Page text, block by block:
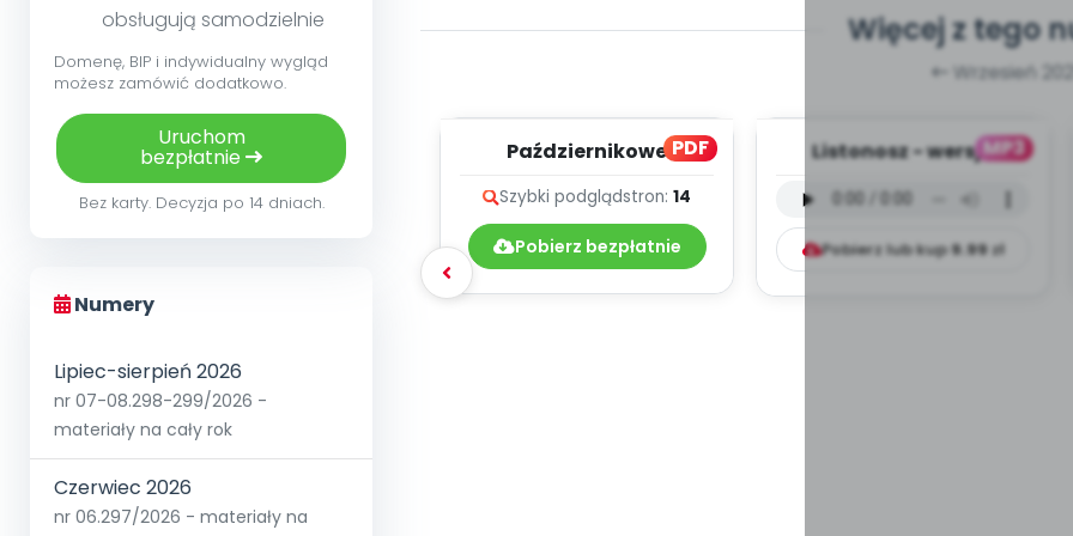
obsługują samodzielnie
Domenę, BIP i indywidualny wygląd
możesz zamówić dodatkowo.
Uruchom
bezpłatnie
Bez karty. Decyzja po 14 dniach.
Numery
Lipiec-sierpień 2026
nr 07-08.298-299/2026 -
materiały na cały rok
Czerwiec 2026
nr 06.297/2026 - materiały na
Więcej z tego
Wrzesień 2021
PDF
Październikowe
piosenek
Szybki podglądstron: 14
Pobierz bezpłatnie
MP3
Listonosz - wersja
mp3)
Pobierz lub kup9.99zł